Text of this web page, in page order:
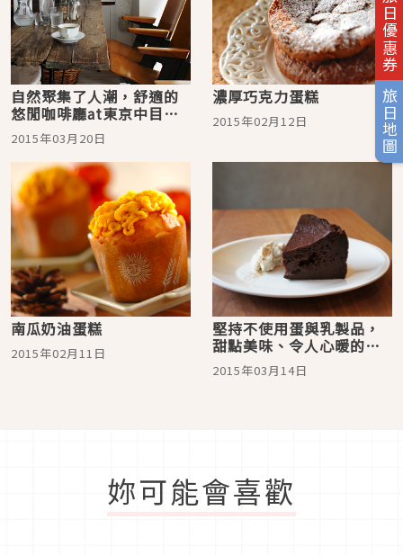
旅日優惠券
旅日地圖
自然聚集了人潮，舒適的
悠閒咖啡廳at東京中目黑
『L'hirondelle』
2015年03月20日
濃厚巧克力蛋糕
2015年02月12日
南瓜奶油蛋糕
2015年02月11日
堅持不使用蛋與乳製品，
甜點美味、令人心暖的雜
貨咖啡廳＠西荻窪 trim
2015年03月14日
妳可能會喜歡